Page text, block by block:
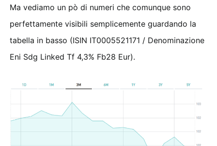
Ma vediamo un pò di numeri che comunque sono
perfettamente visibili semplicemente guardando la
tabella in basso (ISIN IT0005521171 / Denominazione
Eni Sdg Linked Tf 4,3% Fb28 Eur).